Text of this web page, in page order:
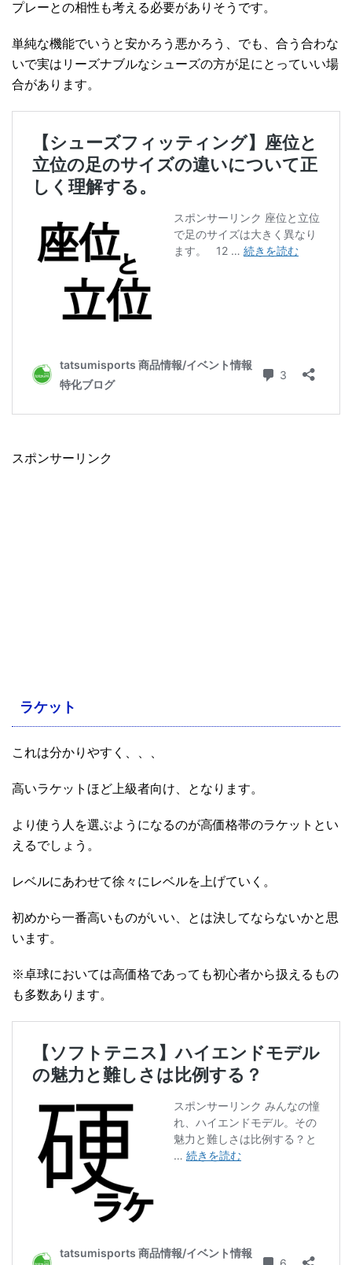
プレーとの相性も考える必要がありそうです。
単純な機能でいうと安かろう悪かろう、でも、合う合わな
いで実はリーズナブルなシューズの方が足にとっていい場
合があります。
スポンサーリンク
ラケット
これは分かりやすく、、、
高いラケットほど上級者向け、となります。
より使う人を選ぶようになるのが高価格帯のラケットとい
えるでしょう。
レベルにあわせて徐々にレベルを上げていく。
初めから一番高いものがいい、とは決してならないかと思
います。
※卓球においては高価格であっても初心者から扱えるもの
も多数あります。